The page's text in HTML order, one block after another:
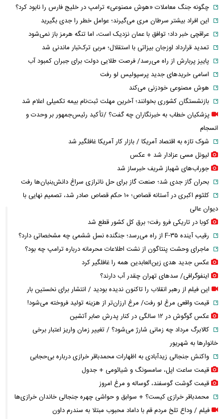
چگونه جنگ معاملات «هوش مصنوعی» ترامپ در خلیج فارس را نابود کرد؟
این افراد بیشتر سرطان مری می‌گیرند؛ عوامل خطر را جدی بگیرید
عراقچی خبر داد؛ توافق با عمان نزدیک است، اما تنگه هرمز باز نمی‌شود
تمدید قرارداد اوزجان بیزاتی با استقلال؛ مربی ترک‌تبار ماندنی شد
پاییز پربارش از راه می‌رسد/ فرصت طلایی دولت برای جبران کمبود آب
اسامی خریدهای جدید پرسپولیس لو رفت
هوش مصنوعی خودزنی می‌کند
بازنشستگان کشوری بخوانند؛ آخرین مهلت ثبت‌نام بیمه تکمیلی اعلام شد
پزشکیان خطاب به خبرنگاران چه گفت؟ /تأکید رئیس‌جمهور بر وحدت و
انسجام
شوک تازه به اقتصاد آمریکا / بازار کار آمریکا غافلگیر شد
لیونل مسی عزادار شد + عکس
جوراب‌های شهباز شریف خبرساز شد
بحران گاز جدی شد؛ صنعت گاز برای حل ناترازی سراغ دانش‌بنیان‌ها رفت
کلثوم اکبری در آستانه قصاص؛ ۱۰ حکم قصاص صادر شد، تصمیم نهایی با
دیوان عالی
کوبا در تاریکی فرو رفت؛ برق کل کشور قطع شد
رقیب آینده F-۳۵ از راه می‌رسد؛ جنگنده نسل ششمی چه مشخصاتی دارد؟
ماجرای وحشت پنتاگون از نشت اطلاعات محرمانه درباره ترامپ چه بود؟
عکس جدید هدی زین‌العابدین همه را غافلگیر کرد
اینفوگرافی/ سدهای تهران چقدر آب دارند؟
این فیلم از رهبر انقلاب را تاکنون ندیده بودید / انتشار برای نخستین بار
قیمت واقعی مرغ لو رفت/ مرغ ارزان‌تر از هزینه تولید فروخته می‌شود!
عکس گوگوش در ۱۲ سالگی در کنار پدرش صابر آتشین
کالابرگ مرداد چه زمانی شارژ می‌شود؟ / تغییر زمان واریز اعتبار برخی
خانوارها به شهریور
واکنش جنجالی زیدآبادی به اظهارات محمدباقر خرازی درباره بی‌حجابی
قیمت ساعت اپل، سامسونگ و شیائومی + جدول
قیمت گوشت گوسفند، گوساله و مرغ امروز
محمدباقر خرازی کیست؟ + سوابق و حواشی چهره جنجالی خاندان خرازی‌ها
فیلم / وداع تلخ مردم قم با داماد محبوب مبتلا به سندرم داون